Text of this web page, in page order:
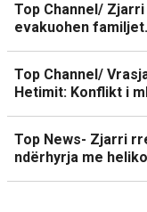
Top Channel/
evakuohen
Top Channel/
Hetimit: Konflikt i
Top News- Zjarri
ndërhyrja me